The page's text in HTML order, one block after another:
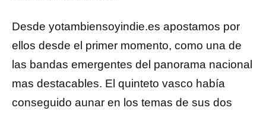
Desde yotambiensoyindie.es apostamos por
ellos desde el primer momento, como una de
las bandas emergentes del panorama nacional
mas destacables. El quinteto vasco había
conseguido aunar en los temas de sus dos